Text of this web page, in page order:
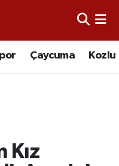
Çaycuma Kozlu
Kız